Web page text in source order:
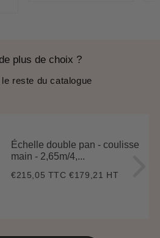
plus de choix ?
reste du catalogue
Échelle double pan - coulisse
main - 2,65m/4,...
Prix
€215,05 TTC€215,05
€179,21 HT